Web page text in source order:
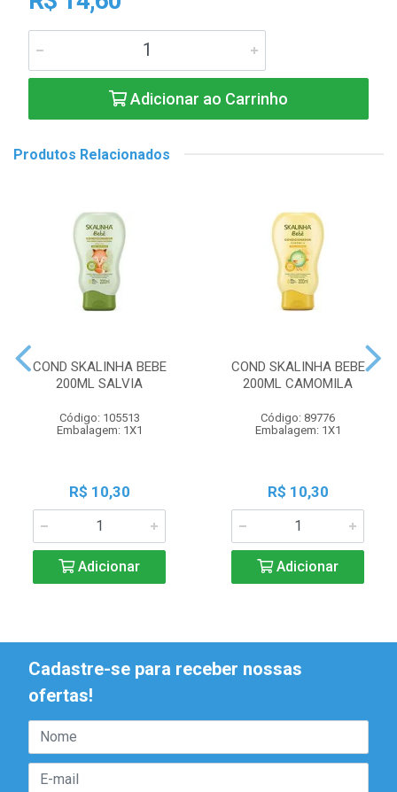
Adicionar ao Carrinho
Produtos Relacionados
COND SKALINHA BEBE
200ML SALVIA
Código: 105513
Embalagem: 1X1
R$ 10,30
Adicionar
COND SKALINHA BEBE
200ML CAMOMILA
Código: 89776
Embalagem: 1X1
R$ 10,30
Adicionar
Cadastre-se para receber nossas
ofertas!